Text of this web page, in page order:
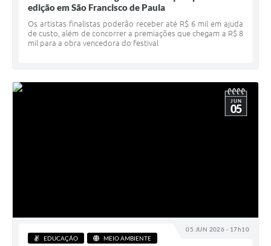
edição em São Francisco de Paula
Os artistas finalistas poderão receber até R$ 6 mil em ajuda
de custo, além de concorrer a premiações que chegam a R$ 8
mil para a obra vencedora do festival
05 JUN 2026 - 17h10
JUN
05
EDUCAÇÃO MEIO AMBIENTE